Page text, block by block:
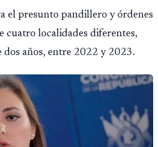
el presunto pandillero y órdenes
cuatro localidades diferentes,
dos años, entre 2022 y 2023.